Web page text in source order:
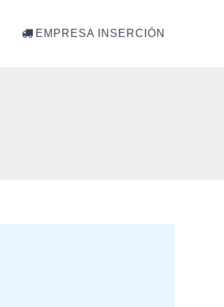
EMPRESA INSERCIÓN